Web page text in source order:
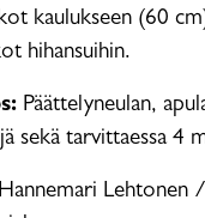
kaulukseen (60
hihansuihin.
Päättelyneulan,
sekä tarvittaessa 4
Hannemari Lehtonen